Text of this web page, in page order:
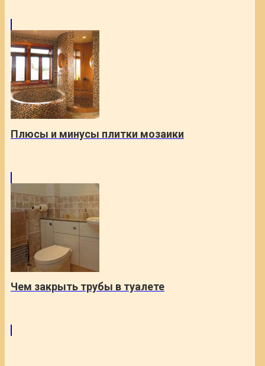
Плюсы и минусы плитки мозаики
Чем закрыть трубы в туалете